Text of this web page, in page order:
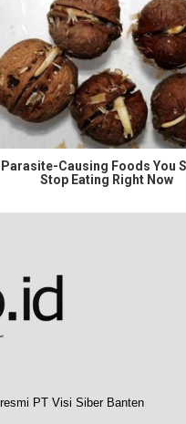
Causing Foods You
Stop Eating Right Now
PT Visi Siber Banten